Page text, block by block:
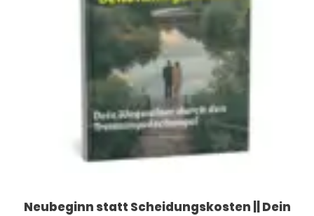
Neubeginn statt Scheidungskosten || Dein